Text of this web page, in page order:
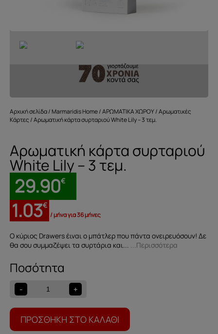
Αρχική σελίδα/ Marmaridis Home/ΑΡΩΜΑΤΙΚΑ ΧΩΡΟΥ/Αρωματικές
Κάρτες / Αρωματική κάρτα συρταριού White Lily – 3 τεμ.
Αρωματική κάρτα συρταριού
White Lily – 3 τεμ.
29.90€
1.03€
/ μήνα για 36 μήνες
Ο κύριος Drawers έιναι ο μπάτλερ που πάντα ονειρευόσουν! Δε
θα σου συμμαζέψει τα συρτάρια και... ...Περισσότερα
-
Αρωματική
κάρτα
συρταριού
White
-
τεμ.
+
ΠΡΟΣΘΉΚΗ ΣΤΟ ΚΑΛΆΘΙ